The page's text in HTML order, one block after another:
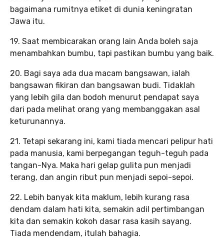
bagaimana rumitnya etiket di dunia keningratan
Jawa itu.
19. Saat membicarakan orang lain Anda boleh saja
menambahkan bumbu, tapi pastikan bumbu yang baik.
20. Bagi saya ada dua macam bangsawan, ialah
bangsawan fikiran dan bangsawan budi. Tidaklah
yang lebih gila dan bodoh menurut pendapat saya
dari pada melihat orang yang membanggakan asal
keturunannya.
21. Tetapi sekarang ini, kami tiada mencari pelipur hati
pada manusia, kami berpegangan teguh-teguh pada
tangan-Nya. Maka hari gelap gulita pun menjadi
terang, dan angin ribut pun menjadi sepoi-sepoi.
22. Lebih banyak kita maklum, lebih kurang rasa
dendam dalam hati kita, semakin adil pertimbangan
kita dan semakin kokoh dasar rasa kasih sayang.
Tiada mendendam, itulah bahagia.